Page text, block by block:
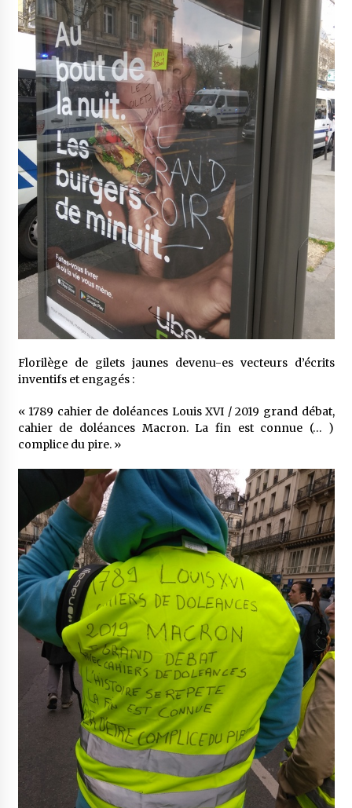
Florilège de gilets jaunes devenu-es vecteurs d’écrits
inventifs et engagés :
« 1789 cahier de doléances Louis XVI / 2019 grand débat,
cahier de doléances Macron. La fin est connue (… )
complice du pire. »